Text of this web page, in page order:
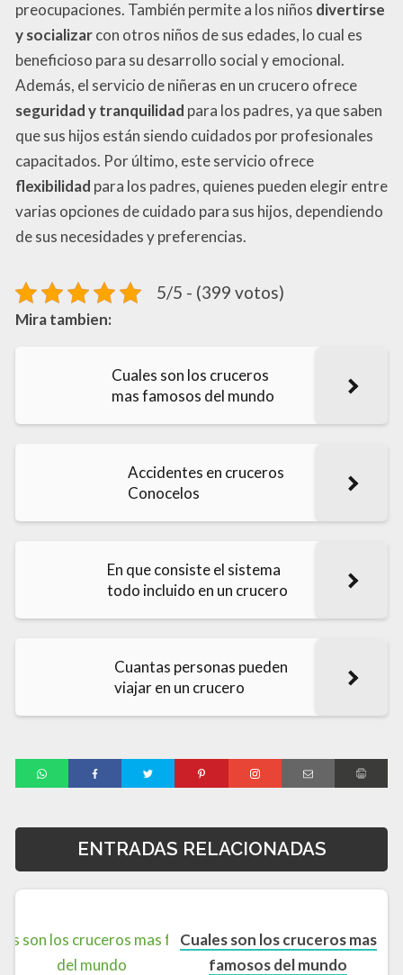
preocupaciones. También permite a los niños divertirse
y socializarcon otros niños de sus edades, lo cual es
beneficioso para su desarrollo social y emocional.
Además, el servicio de niñeras en un crucero ofrece
seguridad y tranquilidad para los padres, ya que saben
que sus hijos están siendo cuidados por profesionales
capacitados. Por último, este servicio ofrece
flexibilidad para los padres, quienes pueden elegir entre
varias opciones de cuidado para sus hijos, dependiendo
de sus necesidades y preferencias.
5/5 - (399 votos)
Mira tambien:
Cuales son los cruceros
mas famosos del mundo
Accidentes en cruceros
Conocelos
En que consiste el sistema
todo incluido en un crucero
Cuantas personas pueden
viajar en un crucero
ENTRADAS RELACIONADAS
Cuales son los cruceros mas
famosos del mundo